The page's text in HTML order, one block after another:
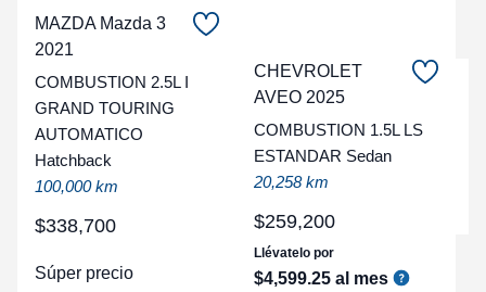
MAZDA Mazda 3
2021
COMBUSTION 2.5L I
GRAND TOURING
AUTOMATICO
Hatchback
100,000 km
$338,700
Súper precio
CHEVROLET
AVEO 2025
COMBUSTION 1.5L LS
ESTANDAR Sedan
20,258 km
$259,200
Llévatelo por
$4,599.25 al mes